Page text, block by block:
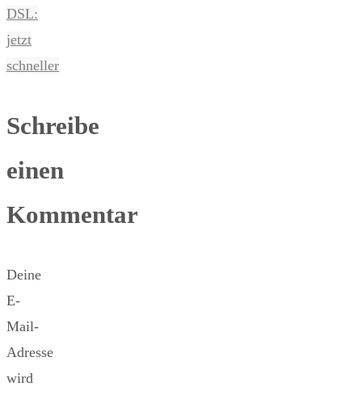
DSL:
jetzt
schneller
Schreibe
einen
Kommentar
Deine
E-
Mail-
Adresse
wird